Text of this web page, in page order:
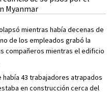
mientras había decenas de
de los empleados grabó la
compañeros mientras el edificio
43 trabajadores atrapados
en construcción cerca del